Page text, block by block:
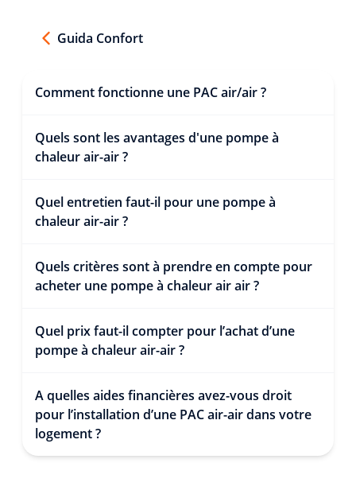
Guida Confort
Comment fonctionne une PAC air/air ?
Quels sont les avantages d'une pompe à
chaleur air-air ?
Quel entretien faut-il pour une pompe à
chaleur air-air ?
Quels critères sont à prendre en compte pour
acheter une pompe à chaleur air air ?
Quel prix faut-il compter pour l’achat d’une
pompe à chaleur air-air ?
A quelles aides financières avez-vous droit
pour l’installation d’une PAC air-air dans votre
logement ?